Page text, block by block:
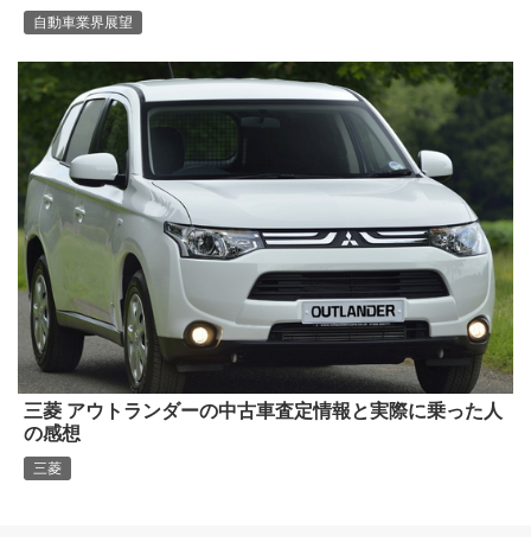
自動車業界展望
三菱 アウトランダーの中古車査定情報と実際に乗った人
の感想
三菱